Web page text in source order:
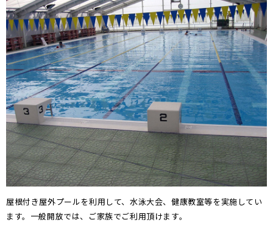
屋根付き屋外プールを利用して、水泳大会、健康教室等を実施してい
ます。一般開放では、ご家族でご利用頂けます。